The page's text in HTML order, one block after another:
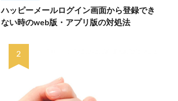
ハッピーメールログイン画面から登録でき
ない時のweb版・アプリ版の対処法